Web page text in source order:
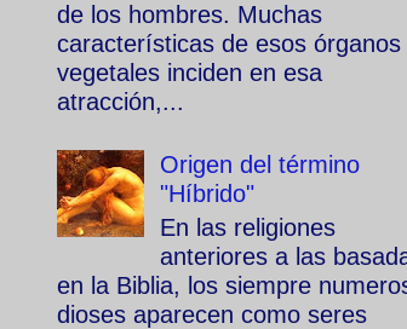
de los hombres. Muchas
características de esos órganos
vegetales inciden en esa
atracción,...
Origen del término
"Híbrido"
En las religiones
anteriores a las
en la Biblia, los siempre
dioses aparecen como seres